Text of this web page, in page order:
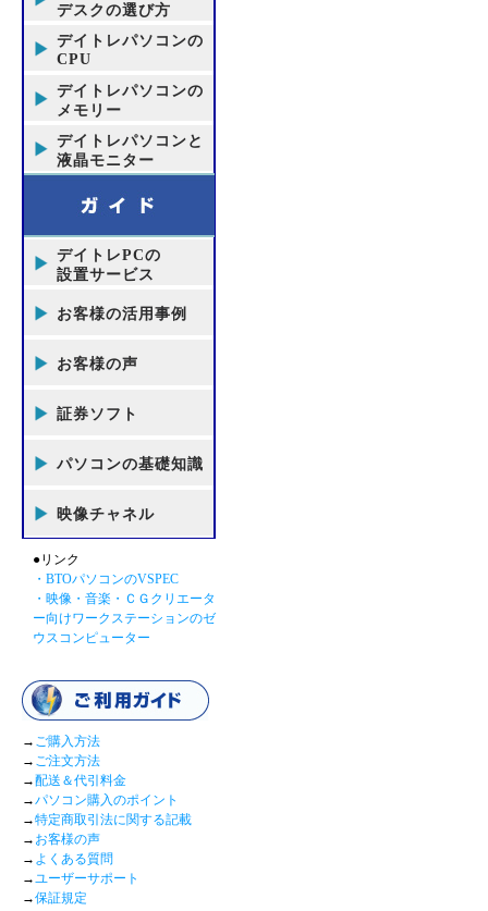
デスクの選び方
デイトレパソコンの
CPU
デイトレパソコンの
メモリー
デイトレパソコンと
液晶モニター
デイトレPCの
設置サービス
お客様の活用事例
お客様の声
証券ソフト
パソコンの基礎知識
映像チャネル
●リンク
・BTOパソコンのVSPEC
・映像・音楽・ＣＧクリエータ
ー向けワークステーションのゼ
ウスコンピューター
→ ご購入方法
→ ご注文方法
→配送＆代引料金
→パソコン購入のポイント
→特定商取引法に関する記載
→ お客様の声
→ よくある質問
→ユーザーサポート
→保証規定